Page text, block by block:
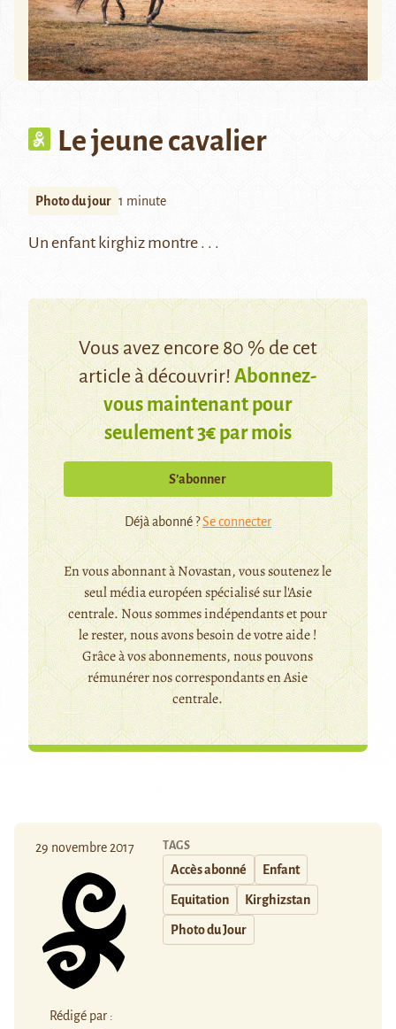
Le jeune cavalier
Photo du jour 1 minute
Un enfant kirghiz montre . . .
Vous avez encore 80 % de cet
article à découvrir!Abonnez-
vous maintenant pour
seulement 3€ par mois
S’abonner
Déjà abonné ?Se connecter
En vous abonnant à Novastan, vous soutenez le
seul média européen spécialisé sur l'Asie
centrale. Nous sommes indépendants et pour
le rester, nous avons besoin de votre aide !
Grâce à vos abonnements, nous pouvons
rémunérer nos correspondants en Asie
centrale.
29 novembre 2017
Rédigé par :
TAGS
Accès abonné Enfant
Equitation Kirghizstan
Photo du Jour